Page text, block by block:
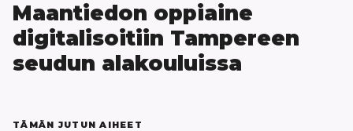
Maantiedon oppiaine
digitalisoitiin Tampereen
seudun alakouluissa
TÄMÄN JUTUN AIHEET